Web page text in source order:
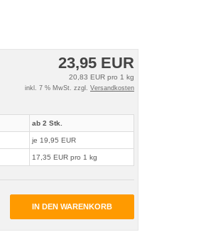
23,95 EUR
20,83 EUR pro 1 kg
inkl. 7 % MwSt. zzgl. Versandkosten
ab 2 Stk.
je 19,95 EUR
17,35 EUR pro 1 kg
IN DEN WARENKORB